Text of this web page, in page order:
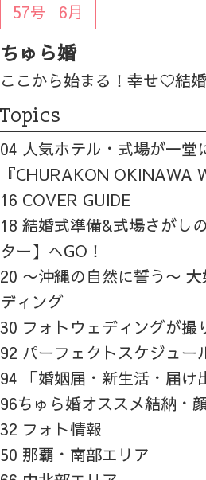
57号 6月
ちゅら婚
ここから始まる！幸せ♡結
Topics
04 人気ホテル・式場が一
『CHURAKON OKINAWA
16 COVER GUIDE
18 結婚式準備&式場さがし
ター】へGO！
20 〜沖縄の自然に誓う〜
ディング
30 フォトウェディングが
92 パーフェクトスケジュー
94 「婚姻届・新生活・届け
96ちゅら婚オススメ結納・
32 フォト情報
50 那覇・南部エリア